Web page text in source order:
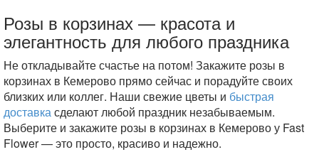
Розы в корзинах — красота и
элегантность для любого праздника
Не откладывайте счастье на потом! Закажите розы в
корзинах в Кемерово прямо сейчас и порадуйте своих
близких или коллег. Наши свежие цветы и быстрая
доставкасделают любой праздник незабываемым.
Выберите и закажите розы в корзинах в Кемерово у Fast
Flower — это просто, красиво и надежно.